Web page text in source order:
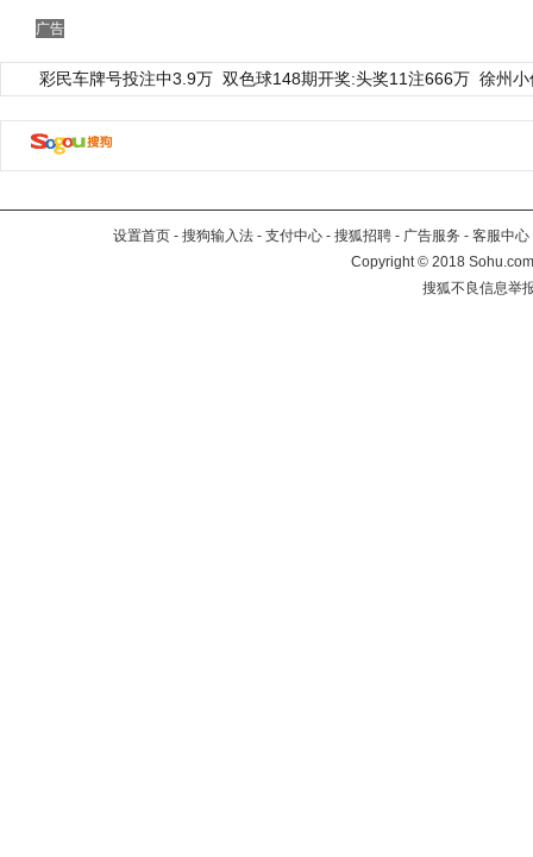
广告
彩民车牌号投注中3.9万 双色球148期开奖:头奖11注666万 徐州
设置首页 - 搜狗输入法 - 支付中心 - 搜狐招聘 - 广告服务 - 客服中心
Copyright©2018
搜狐不良信息举